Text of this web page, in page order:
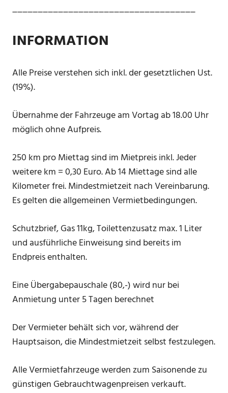
____________________________________
INFORMATION
Alle Preise verstehen sich inkl. der gesetztlichen Ust.
(19%).
Übernahme der Fahrzeuge am Vortag ab 18.00 Uhr
möglich ohne Aufpreis.
250 km pro Miettag sind im Mietpreis inkl. Jeder
weitere km = 0,30 Euro. Ab 14 Miettage sind alle
Kilometer frei. Mindestmietzeit nach Vereinbarung.
Es gelten die allgemeinen Vermietbedingungen.
Schutzbrief, Gas 11kg, Toilettenzusatz max. 1 Liter
und ausführliche Einweisung sind bereits im
Endpreis enthalten.
Eine Übergabepauschale (80,-) wird nur bei
Anmietung unter 5 Tagen berechnet
Der Vermieter behält sich vor, während der
Hauptsaison, die Mindestmietzeit selbst festzulegen.
Alle Vermietfahrzeuge werden zum Saisonende zu
günstigen Gebrauchtwagenpreisen verkauft.